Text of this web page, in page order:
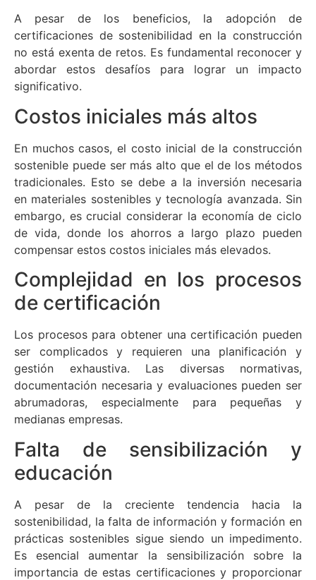
A pesar de los beneficios, la adopción de
certificaciones de sostenibilidad en la construcción
no está exenta de retos. Es fundamental reconocer y
abordar estos desafíos para lograr un impacto
significativo.
Costos iniciales más altos
En muchos casos, el costo inicial de la construcción
sostenible puede ser más alto que el de los métodos
tradicionales. Esto se debe a la inversión necesaria
en materiales sostenibles y tecnología avanzada. Sin
embargo, es crucial considerar la economía de ciclo
de vida, donde los ahorros a largo plazo pueden
compensar estos costos iniciales más elevados.
Complejidad en los procesos
de certificación
Los procesos para obtener una certificación pueden
ser complicados y requieren una planificación y
gestión exhaustiva. Las diversas normativas,
documentación necesaria y evaluaciones pueden ser
abrumadoras, especialmente para pequeñas y
medianas empresas.
Falta de sensibilización y
educación
A pesar de la creciente tendencia hacia la
sostenibilidad, la falta de información y formación en
prácticas sostenibles sigue siendo un impedimento.
Es esencial aumentar la sensibilización sobre la
importancia de estas certificaciones y proporcionar